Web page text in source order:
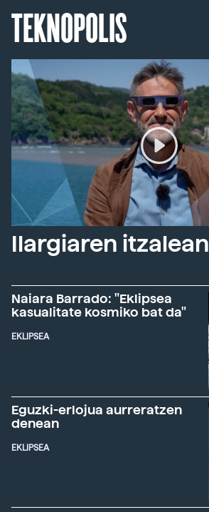
TEKNOPOLIS
Ilargiaren itzalean
Naiara Barrado: "Eklipsea
kasualitate kosmiko bat da"
EKLIPSEA
Eguzki-erlojua aurreratzen
denean
EKLIPSEA